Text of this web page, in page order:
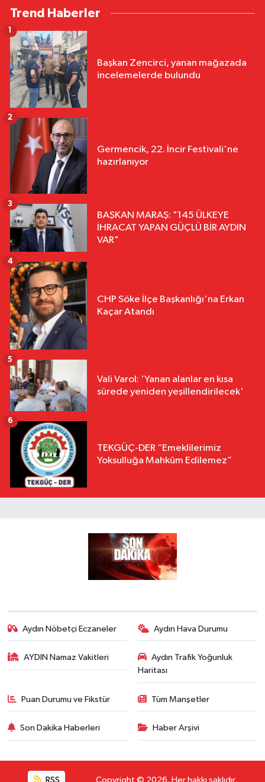
Trend Haberler
Başkan Zencirci, yanan mağazada
incelemelerde bulundu
Germencik, 22. İncir Festivali'ne
hazırlanıyor
2
BAŞKAN MARAŞ: "145 ÜLKEYE
İHRACAT YAPAN GÜÇLÜ BİR AYDIN
VAR"
3
CHP Söke İlçe Başkanlığı'na Erkan
Kaçar Atandı
4
Vali Varol: 'Yanan alanlar en kısa
sürede yeniden yeşillendirilecek'
5
TEKGÜÇ-DER “Emeklilerimiz
Yoksulluğa Mahkûm Edilemez”
6
Aydın Nöbetçi Eczaneler Aydın Hava Durumu
AYDIN Namaz Vakitleri
Aydın Trafik Yoğunluk
Haritası
Puan Durumu ve Fikstür Tüm Manşetler
Son Dakika Haberleri Haber Arşivi
RSS Copyright © 2026. Her hakkı saklıdır.